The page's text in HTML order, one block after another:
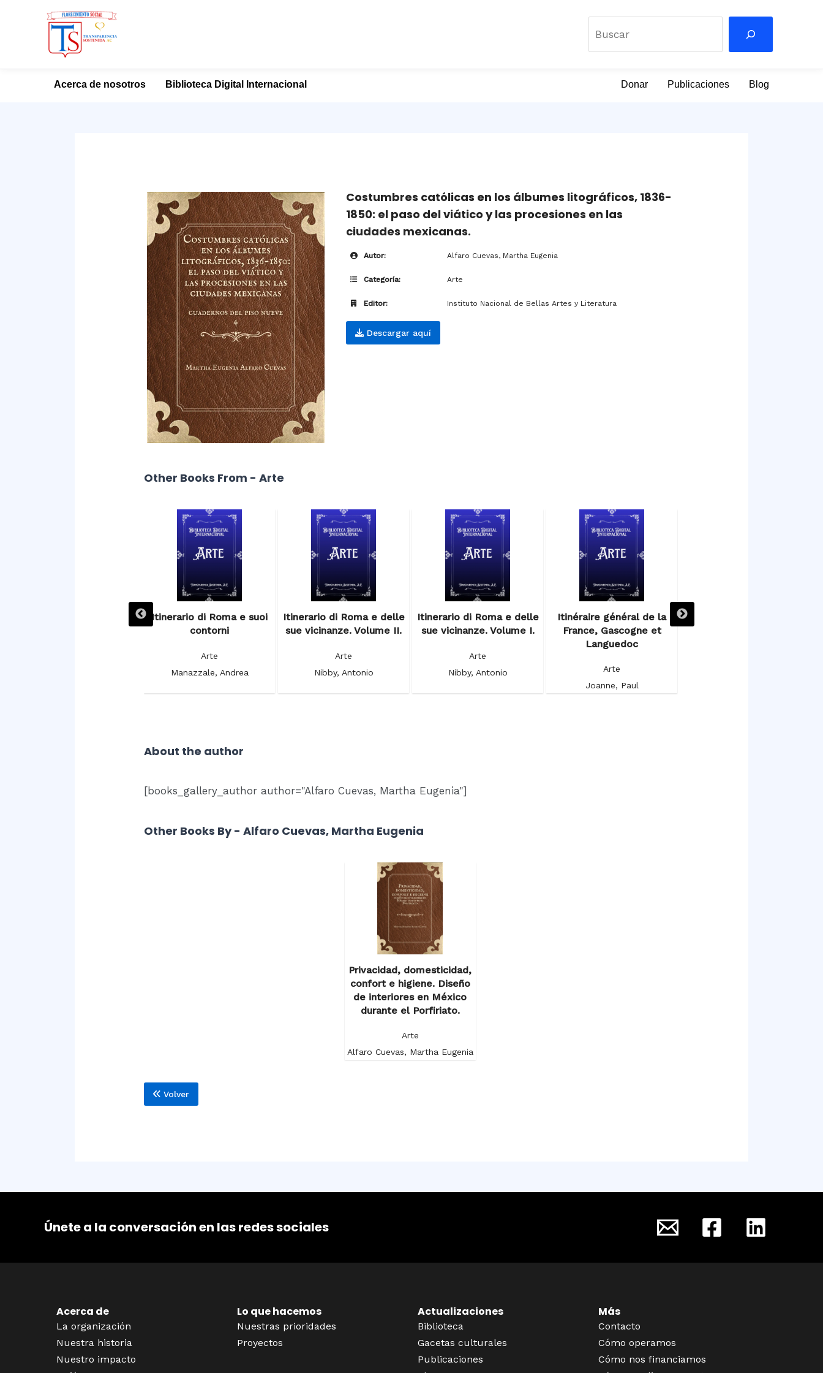
Buscar
Acerca de nosotros Biblioteca Digital Internacional Donar Publicaciones Blog
Costumbres católicas en los álbumes litográficos, 1836-
1850: el paso del viático y las procesiones en las
ciudades mexicanas.
Autor: Alfaro Cuevas, Martha Eugenia
Categoría: Arte
Editor: Instituto Nacional de Bellas Artes y Literatura
Descargar aquí
Other Books From - Arte
artistique et monumentale,
Itinerario di Roma e suoi
contorni
Arte
Manazzale, Andrea
Itinerario di Roma e delle
sue vicinanze. Volume II.
Arte
Nibby, Antonio
Itinerario di Roma e delle
sue vicinanze. Volume I.
Arte
Nibby, Antonio
Itinéraire général de la
France, Gascogne et
Languedoc
Arte
Joanne, Paul
historique et artistique de
About the author
[books_gallery_author author="Alfaro Cuevas, Martha Eugenia"]
Other Books By - Alfaro Cuevas, Martha Eugenia
Privacidad, domesticidad,
confort e higiene. Diseño
de interiores en México
durante el Porfiriato.
Arte
Alfaro Cuevas, Martha Eugenia
Volver
Únete a la conversación en las redes sociales
Acerca de
La organización
Nuestra historia
Nuestro impacto
Lo que hacemos
Nuestras prioridades
Proyectos
Actualizaciones
Biblioteca
Gacetas culturales
Publicaciones
Más
Contacto
Cómo operamos
Cómo nos financiamos